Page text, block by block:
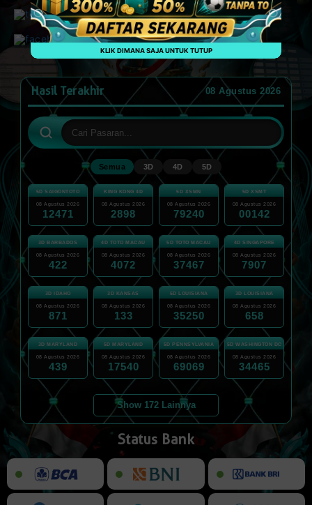
Hasil Terakhir 08 Agustus 2026
Semua 3D 4D 5D
5D SAIGONTOTO
08 Agustus 2026
12471
KING KONG 4D
08 Agustus 2026
2898
5D XSMN
08 Agustus 2026
79240
5D XSMT
08 Agustus 2026
00142
3D BARBADOS
08 Agustus 2026
422
4D TOTO MACAU
08 Agustus 2026
4072
5D TOTO MACAU
08 Agustus 2026
37467
4D SINGAPORE
08 Agustus 2026
7907
3D IDAHO
08 Agustus 2026
871
3D KANSAS
08 Agustus 2026
133
5D LOUISIANA
08 Agustus 2026
35250
3D LOUISIANA
08 Agustus 2026
658
3D MARYLAND
08 Agustus 2026
439
5D MARYLAND
08 Agustus 2026
17540
5D PENNSYLVANIA
08 Agustus 2026
69069
5D WASHINGTON DC
08 Agustus 2026
34465
Show 172 Lainnya
Status Bank
KLIK DIMANA SAJA UNTUK TUTUP